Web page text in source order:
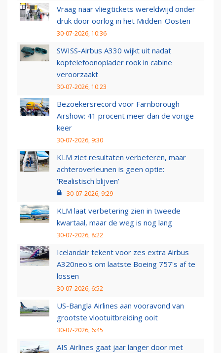
Vraag naar vliegtickets wereldwijd onder
druk door oorlog in het Midden-Oosten
30-07-2026, 10:36
SWISS-Airbus A330 wijkt uit nadat
koptelefoonoplader rook in cabine
veroorzaakt
30-07-2026, 10:23
Bezoekersrecord voor Farnborough
Airshow: 41 procent meer dan de vorige
keer
30-07-2026, 9:30
KLM ziet resultaten verbeteren, maar
achteroverleunen is geen optie:
‘Realistisch blijven’
30-07-2026, 9:29
KLM laat verbetering zien in tweede
kwartaal, maar de weg is nog lang
30-07-2026, 8:22
Icelandair tekent voor zes extra Airbus
A320neo's om laatste Boeing 757's af te
lossen
30-07-2026, 6:52
US-Bangla Airlines aan vooravond van
grootste vlootuitbreiding ooit
30-07-2026, 6:45
AIS Airlines gaat jaar langer door met